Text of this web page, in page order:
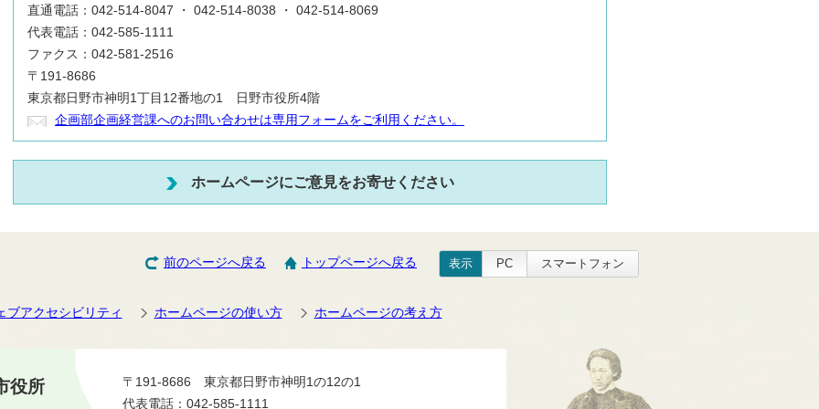
直通電話：042-514-8047 ・ 042-514-8038 ・ 042-514-8069
代表電話：042-585-1111
ファクス：042-581-2516
〒191-8686
東京都日野市神明1丁目12番地の1 日野市役所4階
企画部企画経営課へのお問い合わせは専用フォームをご利用ください。
ホームページにご意見をお寄せください
前のページへ戻る トップページへ戻る 表示 PC スマートフォン
ブアクセシビリティ ホームページの使い方 ホームページの考え方
役所
〒191-8686 東京都日野市神明1の12の1
代表電話：042-585-1111